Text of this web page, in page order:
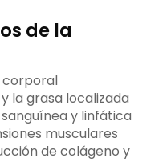
de la
corporal
la grasa localizada
y linfática
musculares
de colágeno y